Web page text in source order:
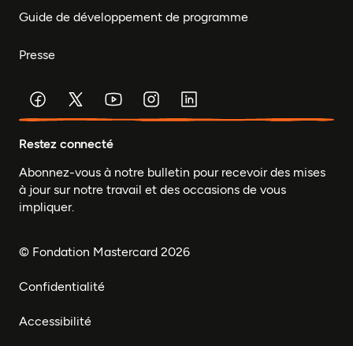
Guide de développement de programme
Presse
Restez connecté
Abonnez-vous à notre bulletin pour recevoir des mises
à jour sur notre travail et des occasions de vous
impliquer.
© Fondation Mastercard 2026
Confidentialité
Accessibilité